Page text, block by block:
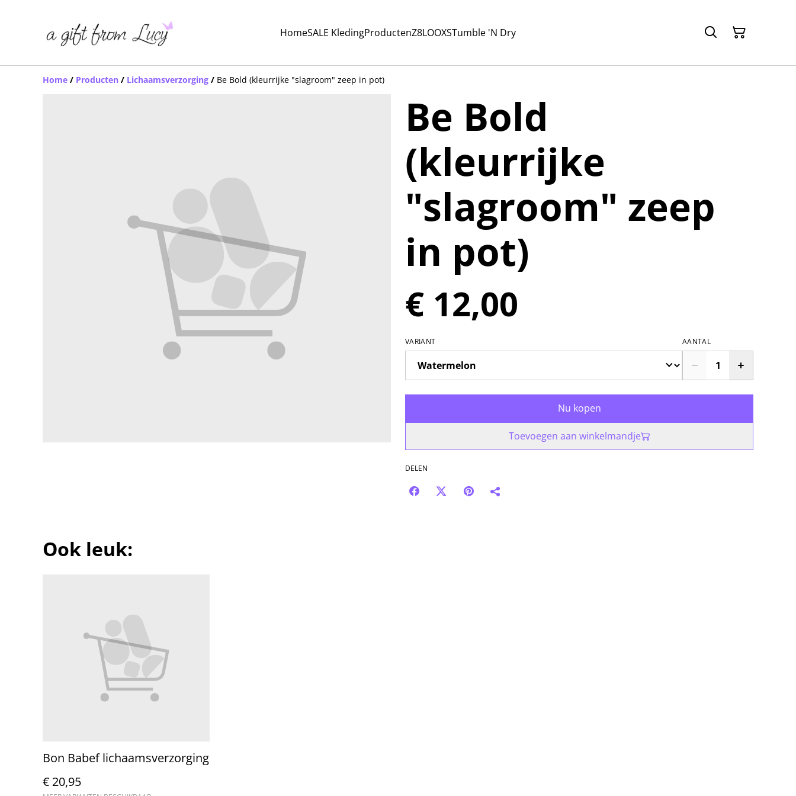
HomeSALE KledingProductenZ8LOOXSTumble 'N Dry
Home / Producten / Lichaamsverzorging / Be Bold (kleurrijke "slagroom" zeep in pot)
Be Bold
(kleurrijke
"slagroom" zeep
in pot)
€ 12,00
VARIANT AANTAL
Nu kopen
Toevoegen aan winkelmandje
DELEN
Ook leuk:
Bon Babef lichaamsverzorging
€ 20,95